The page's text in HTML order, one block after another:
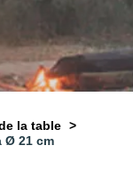
la table
Ø 21 cm